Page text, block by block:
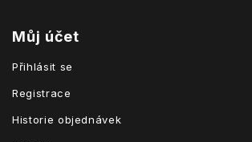
Můj účet
Přihlásit se
Registrace
Historie objednávek